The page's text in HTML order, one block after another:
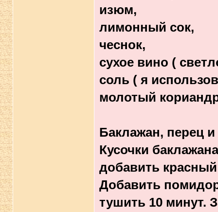
изюм,
лимонный сок,
чеснок,
сухое вино (
соль ( я
молотый
Баклажан, перец
Кусочки
добавить
Добавить
тушить 10 минут.